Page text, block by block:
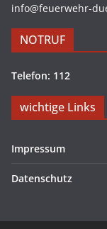
info@feuerwehr-
NOTRUF
Telefon: 112
wichtige Links
Impressum
Datenschutz